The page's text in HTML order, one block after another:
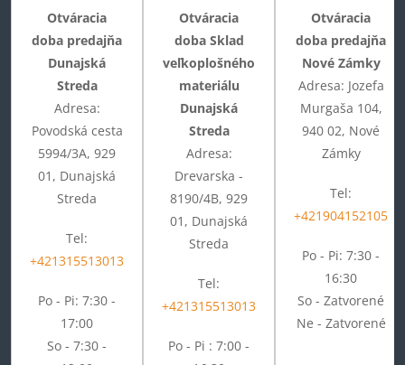
Otváracia
doba predajňa
Dunajská
Streda
Adresa:
Povodská cesta
5994/3A, 929
01, Dunajská
Streda
Tel:
+421315513013
Po - Pi: 7:30 -
17:00
So - 7:30 -
Otváracia
doba Sklad
veľkoplošného
materiálu
Dunajská
Streda
Adresa:
Drevarska -
8190/4B, 929
01, Dunajská
Streda
Tel:
+421315513013
Po - Pi : 7:00 -
Otváracia
doba predajňa
Nové Zámky
Adresa: Jozefa
Murgaša 104,
940 02, Nové
Zámky
Tel:
+421904152105
Po - Pi: 7:30 -
16:30
So - Zatvorené
Ne - Zatvorené